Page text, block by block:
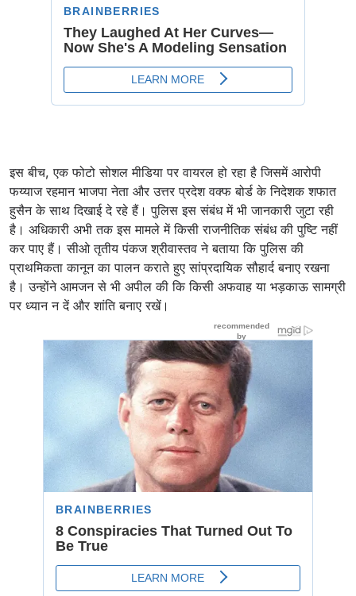
इस बीच, एक फोटो सोशल मीडिया पर वायरल हो रहा है जिसमें आरोपी
फय्याज रहमान भाजपा नेता और उत्तर प्रदेश वक्फ बोर्ड के निदेशक शफात
हुसैन के साथ दिखाई दे रहे हैं। पुलिस इस संबंध में भी जानकारी जुटा रही
है। अधिकारी अभी तक इस मामले में किसी राजनीतिक संबंध की पुष्टि नहीं
कर पाए हैं। सीओ तृतीय पंकज श्रीवास्तव ने बताया कि पुलिस की
प्राथमिकता कानून का पालन कराते हुए सांप्रदायिक सौहार्द बनाए रखना
है। उन्होंने आमजन से भी अपील की कि किसी अफवाह या भड़काऊ सामग्री
पर ध्यान न दें और शांति बनाए रखें।